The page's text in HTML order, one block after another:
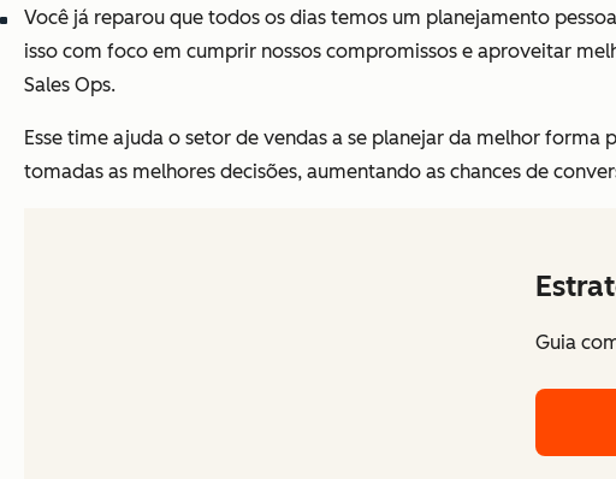
Você já reparou que todos os dias temos um planejamento
isso com foco em cumprir nossos compromissos e aproveitar
Sales Ops.
Esse time ajuda o setor de vendas a se planejar da melhor
tomadas as melhores decisões, aumentando as chances de
Guia